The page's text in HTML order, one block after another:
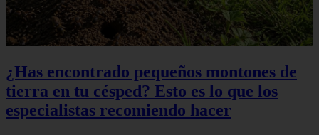
¿Has encontrado pequeños montones de
tierra en tu césped? Esto es lo que los
especialistas recomiendo hacer